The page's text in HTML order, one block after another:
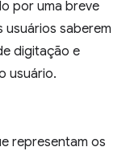
por uma breve
usuários saberem
digitação e
usuário.
representam os